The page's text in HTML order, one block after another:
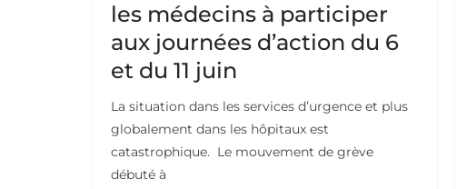
les médecins à participer
aux journées d’action du 6
et du 11 juin
La situation dans les services d’urgence et plus
globalement dans les hôpitaux est
catastrophique. Le mouvement de grève
débuté à